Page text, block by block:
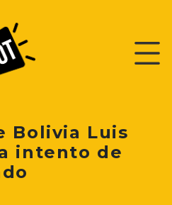
Bolivia Luis
intento de